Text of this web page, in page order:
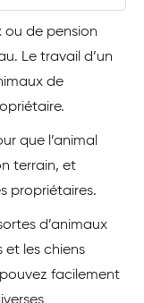
ou de pension
Le travail d’un
de
que l’animal
terrain, et
propriétaires.
d’animaux
les chiens
facilement